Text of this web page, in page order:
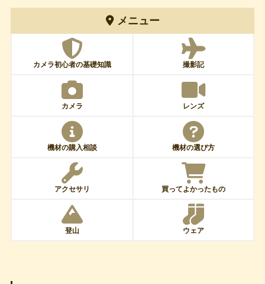
メニュー
カメラ初心者の基礎知識 撮影記
カメラ レンズ
機材の購入相談 機材の選び方
アクセサリ 買ってよかったもの
登山 ウェア